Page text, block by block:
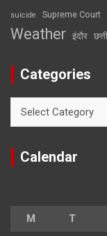
suicide Supreme Court
Weather इंदौर
Categories
Calendar
M T